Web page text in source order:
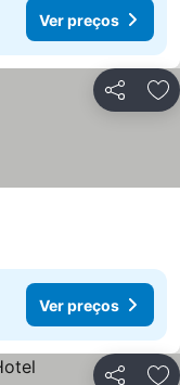
Ver preços
Partilhar
Ver preços